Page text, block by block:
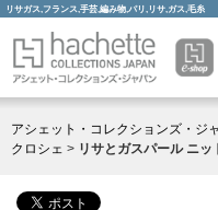
リサガス,フランス,手芸,編み物,パリ,リサ,ガス,毛糸
アシェット・コレクションズ・ジ
クロシェ > リサとガスパール ニ